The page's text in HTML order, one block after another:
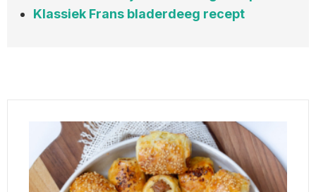
Klassiek Frans bladerdeeg recept